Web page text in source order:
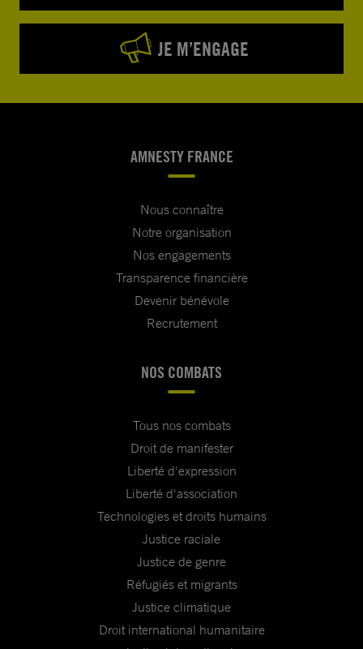
JE M’ENGAGE
AMNESTY FRANCE
Nous connaître
Notre organisation
Nos engagements
Transparence financière
Devenir bénévole
Recrutement
NOS COMBATS
Tous nos combats
Droit de manifester
Liberté d'expression
Liberté d'association
Technologies et droits humains
Justice raciale
Justice de genre
Réfugiés et migrants
Justice climatique
Droit international humanitaire